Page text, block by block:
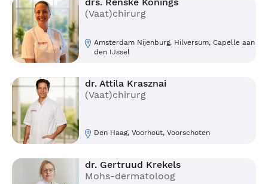
(Vaat)chirurg
Amsterdam Nijenburg, Hilversum, Capelle aan
den IJssel
dr. Attila Krasznai
(Vaat)chirurg
Den Haag, Voorhout, Voorschoten
dr. Gertruud Krekels
Mohs-dermatoloog